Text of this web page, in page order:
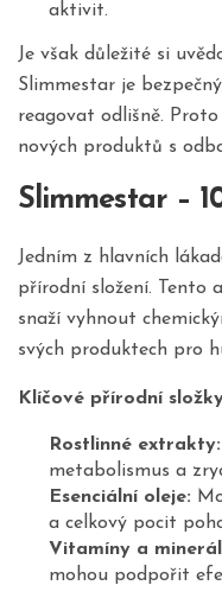
aktivit.
Je však důležité si
Slimmestar je
reagovat odlišně.
nových produktů s
Slimmestar –
Jedním z hlavních
přírodní složení. Tento
snaží vyhnout
svých produktech pro
Klíčové přírodní
Rostlinné extrakty:
metabolismus a
Esenciální oleje:
a celkový pocit
Vitamíny a
mohou podpořit